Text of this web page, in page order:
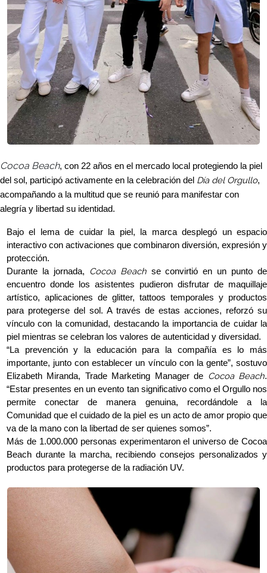
Cocoa Beach, con 22 años en el mercado local protegiendo la piel
del sol, participó activamente en la celebración del Día del Orgullo,
acompañando a la multitud que se reunió para manifestar con
alegría y libertad su identidad.
Bajo el lema de cuidar la piel, la marca desplegó un espacio
interactivo con activaciones que combinaron diversión, expresión y
protección.
Durante la jornada, Cocoa Beachse convirtió en un punto de
encuentro donde los asistentes pudieron disfrutar de maquillaje
artístico, aplicaciones de glitter, tattoos temporales y productos
para protegerse del sol. A través de estas acciones, reforzó su
vínculo con la comunidad, destacando la importancia de cuidar la
piel mientras se celebran los valores de autenticidad y diversidad.
“La prevención y la educación para la compañía es lo más
importante, junto con establecer un vínculo con la gente”, sostuvo
Elizabeth Miranda, Trade Marketing Manager de Cocoa Beach.
“Estar presentes en un evento tan significativo como el Orgullo nos
permite conectar de manera genuina, recordándole a la
Comunidad que el cuidado de la piel es un acto de amor propio que
va de la mano con la libertad de ser quienes somos”.
Más de 1.000.000 personas experimentaron el universo de Cocoa
Beach durante la marcha, recibiendo consejos personalizados y
productos para protegerse de la radiación UV.